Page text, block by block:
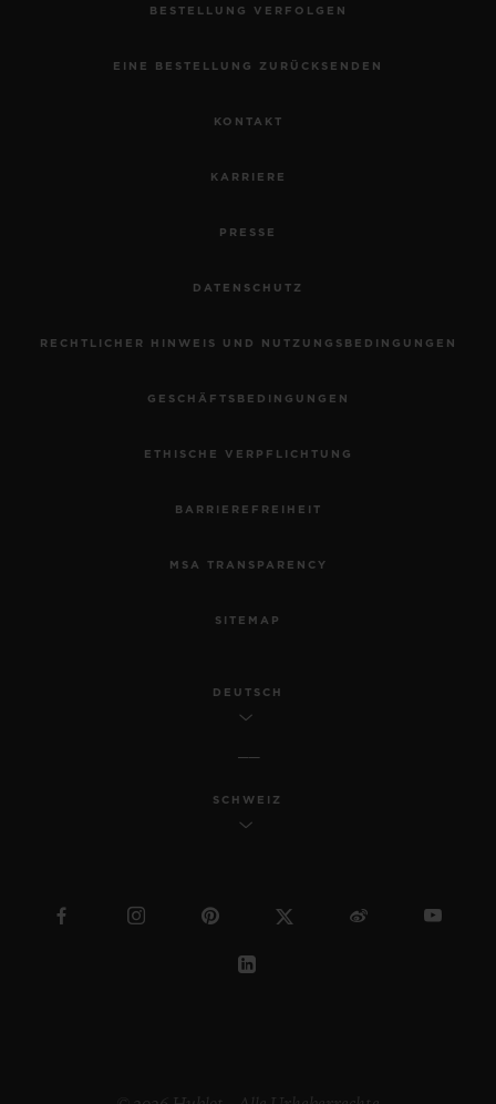
BESTELLUNG VERFOLGEN
EINE BESTELLUNG ZURÜCKSENDEN
KONTAKT
KARRIERE
PRESSE
DATENSCHUTZ
RECHTLICHER HINWEIS UND NUTZUNGSBEDINGUNGEN
GESCHÄFTSBEDINGUNGEN
ETHISCHE VERPFLICHTUNG
BARRIEREFREIHEIT
MSA TRANSPARENCY
SITEMAP
DEUTSCH
SCHWEIZ